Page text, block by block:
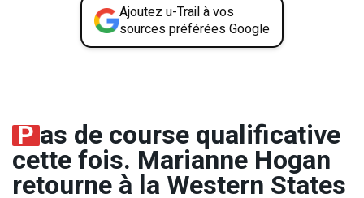
Ajoutez u-Trail à vos
sources préférées Google
Pas de course qualificative
cette fois. Marianne Hogan
retourne à la Western States